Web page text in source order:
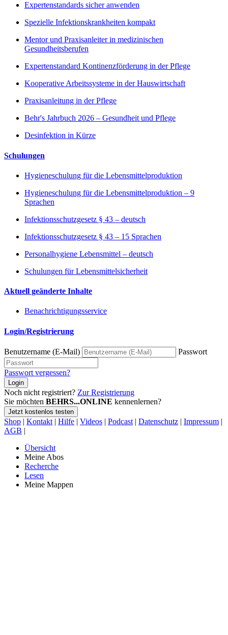
Expertenstandards sicher anwenden
Spezielle Infektionskrankheiten kompakt
Mentor und Praxisanleiter in medizinischen
Gesundheitsberufen
Expertenstandard Kontinenzförderung in der Pflege
Kooperative Arbeitssysteme in der Hauswirtschaft
Praxisanleitung in der Pflege
Behr's Jahrbuch 2026 – Gesundheit und Pflege
Desinfektion in Kürze
Schulungen
Hygieneschulung für die Lebensmittelproduktion
Hygieneschulung für die Lebensmittelproduktion – 9
Sprachen
Infektionsschutzgesetz § 43 – deutsch
Infektionsschutzgesetz § 43 – 15 Sprachen
Personalhygiene Lebensmittel – deutsch
Schulungen für Lebensmittelsicherheit
Aktuell geänderte Inhalte
Benachrichtigungsservice
Login/Registrierung
Benutzername (E-Mail) Passwort
Passwort vergessen?
Login
Noch nicht registriert? Zur Registrierung
Sie möchten BEHRS...ONLINE kennenlernen?
Jetzt kostenlos testen
Shop | Kontakt | Hilfe | Videos | Podcast | Datenschutz | Impressum |
AGB |
Übersicht
Meine Abos
Recherche
Lesen
Meine Mappen